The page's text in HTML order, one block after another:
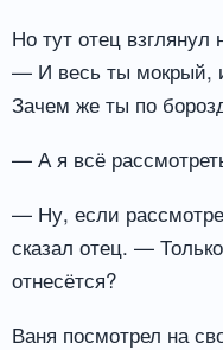
Но тут отец
— И весь ты мокрый,
Зачем же ты по
— А я всё
— Ну, если
сказал отец. —
отнесётся?
Ваня посмотрел на